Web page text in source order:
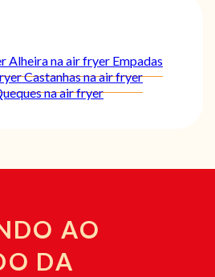
Alheira na air fryer Empadas
Castanhas na air fryer
na air fryer
AO
DA